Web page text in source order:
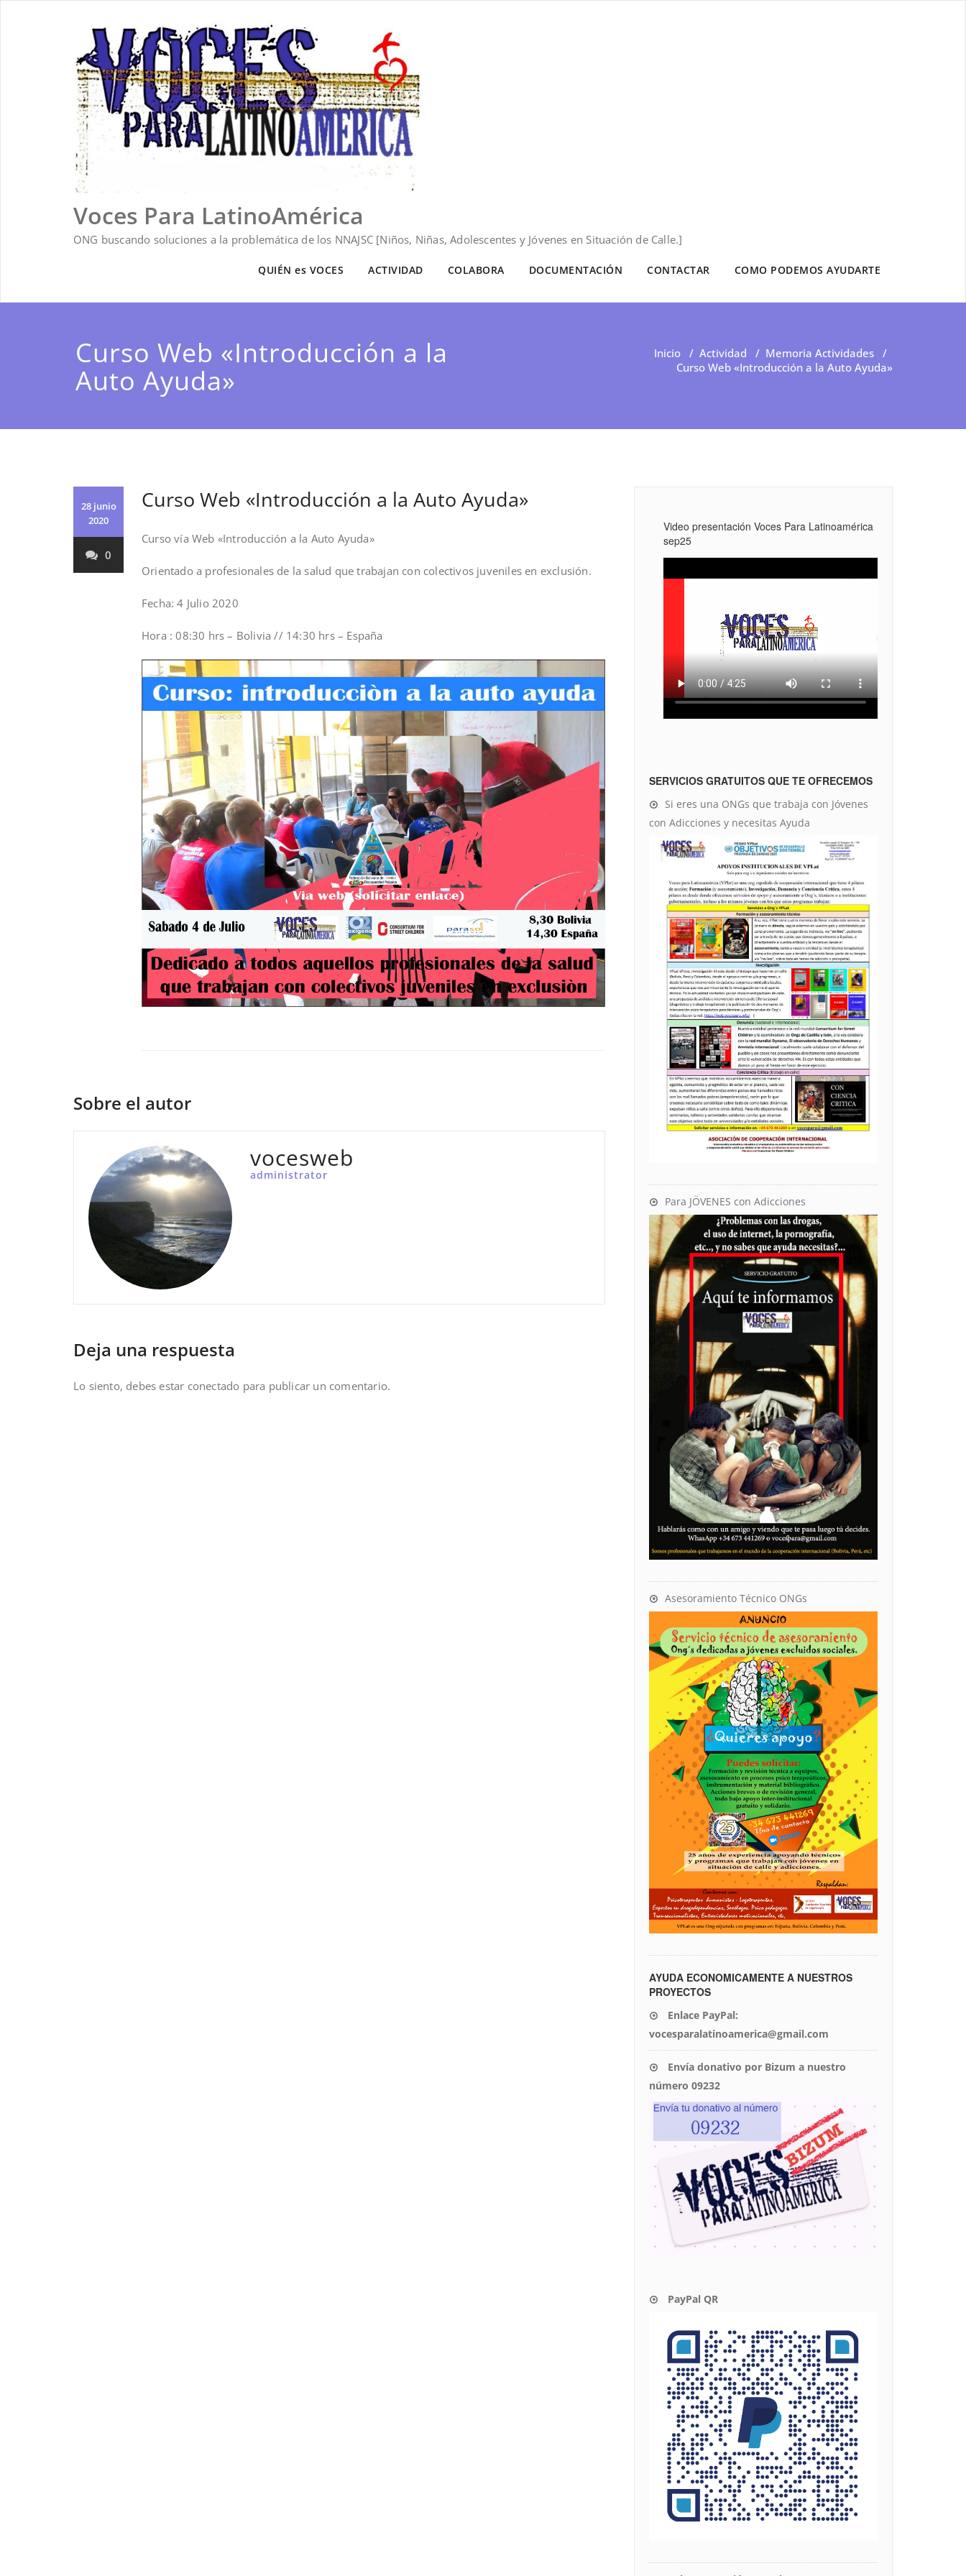
Voces Para LatinoAmérica
ONG buscando soluciones a la problemática de los NNAJSC [Niños, Niñas, Adolescentes y Jóvenes en Situación de Calle.]
QUIÉN es VOCES ACTIVIDAD COLABORA DOCUMENTACIÓN CONTACTAR COMO PODEMOS AYUDARTE
Curso Web «Introducción a la
Auto Ayuda»
Inicio / Actividad / Memoria Actividades /
Curso Web «Introducción a la Auto Ayuda»
28 junio
2020
0
Curso Web «Introducción a la Auto Ayuda»
Curso vía Web «Introducción a la Auto Ayuda»
Orientado a profesionales de la salud que trabajan con colectivos juveniles en exclusión.
Fecha: 4 Julio 2020
Hora : 08:30 hrs – Bolivia // 14:30 hrs – España
Sobre el autor
vocesweb
administrator
Deja una respuesta
Lo siento, debes estar conectado para publicar un comentario.
Video presentación Voces Para Latinoamérica
sep25
SERVICIOS GRATUITOS QUE TE OFRECEMOS
Si eres una ONGs que trabaja con Jóvenes
con Adicciones y necesitas Ayuda
Para JÖVENES con Adicciones
Asesoramiento Técnico ONGs
AYUDA ECONOMICAMENTE A NUESTROS
PROYECTOS
Enlace PayPal:
vocesparalatinoamerica@gmail.com
Envía donativo por Bizum a nuestro
número 09232
PayPal QR